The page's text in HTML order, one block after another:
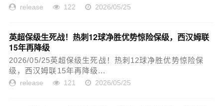
release 122 2026/05/25
英超保级生死战！热刺12球净胜优势惊险保级，西汉姆联
15年再降级
2026/05/25英超保级生死战！热刺12球净胜优势惊险保
级，西汉姆联15年再降级...
release 121 2026/05/25